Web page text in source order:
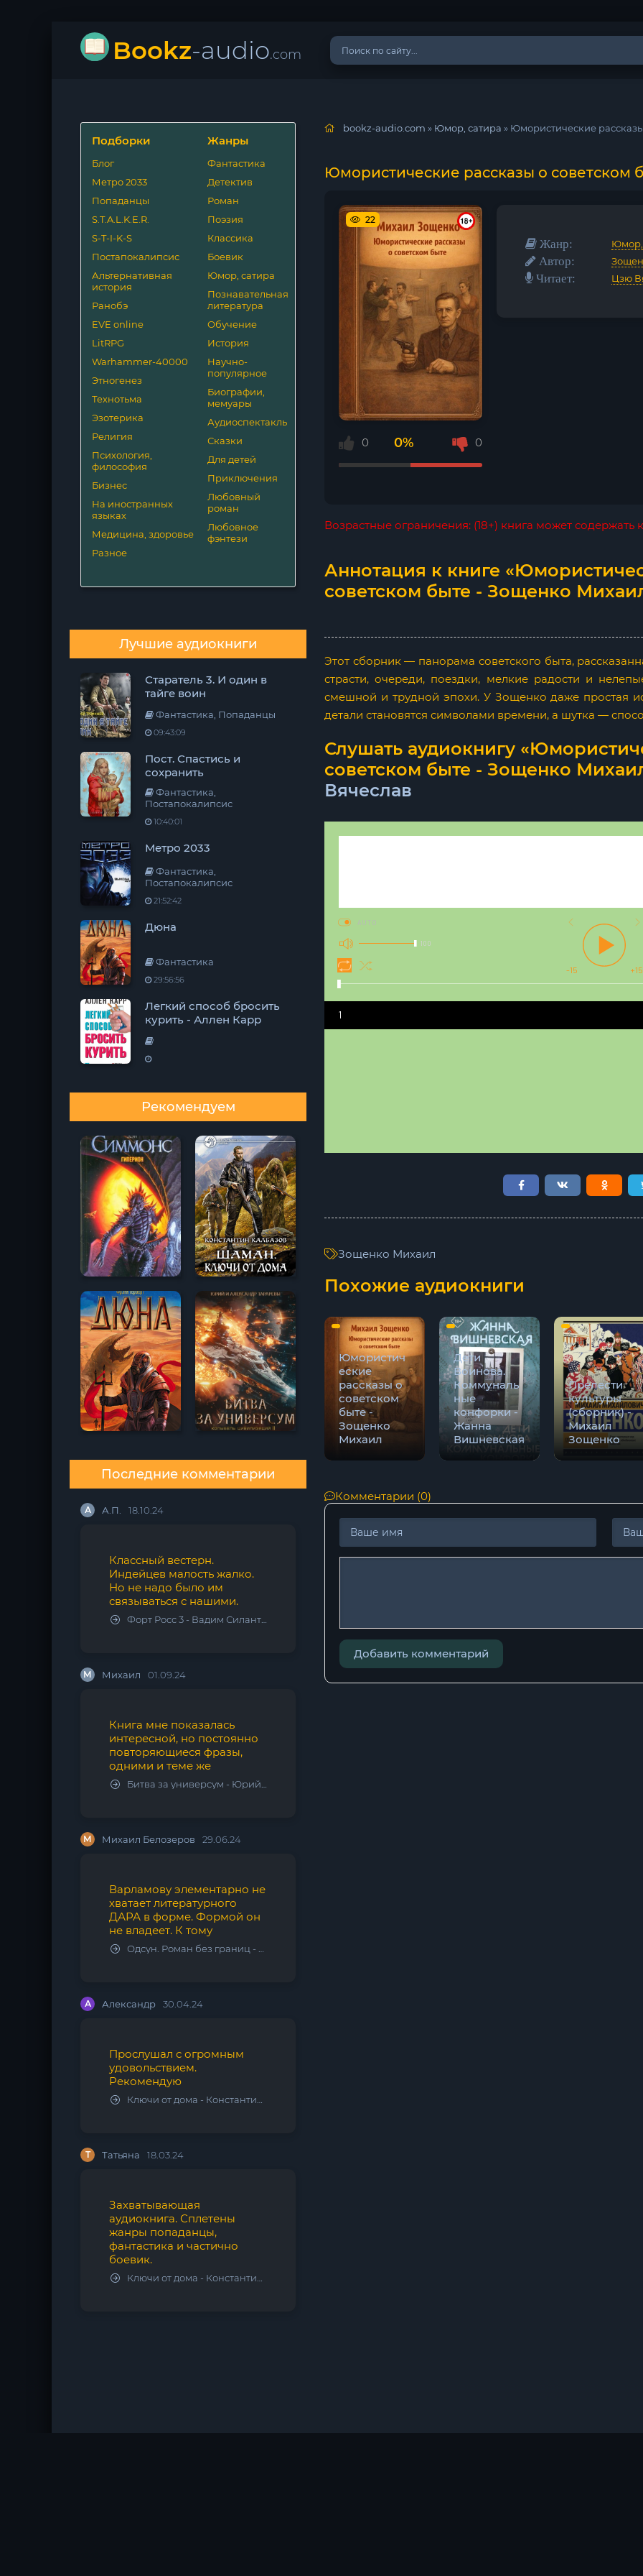
Bookz-audio.com
Подборки
Блог
Метро 2033
Попаданцы
S.T.A.L.K.E.R.
S-T-I-K-S
Постапокалипсис
Альтернативная
история
Ранобэ
EVE online
LitRPG
Warhammer-40000
Этногенез
Технотьма
Эзотерика
Религия
Психология,
философия
Бизнес
На иностранных
языках
Медицина, здоровье
Разное
Жанры
Фантастика
Детектив
Роман
Поэзия
Классика
Боевик
Юмор, сатира
Познавательная
литература
Обучение
История
Научно-
популярное
Биографии,
мемуары
Аудиоспектакль
Сказки
Для детей
Приключения
Любовный
роман
Любовное
фэнтези
Лучшие аудиокниги
Старатель 3. И один в
тайге воин
Фантастика, Попаданцы
09:43:09
Пост. Спастись и
сохранить
Фантастика,
Постапокалипсис
10:40:01
Метро 2033
Фантастика,
Постапокалипсис
21:52:42
Дюна
Фантастика
29:56:56
Легкий способ бросить
курить - Аллен Карр
Рекомендуем
Последние комментарии
А А.П. 18.10.24
Классный вестерн.
Индейцев малость жалко.
Но не надо было им
связываться с нашими.
Форт Росс 3 - Вадим Силантьев
М Михаил 01.09.24
Книга мне показалась
интересной, но постоянно
повторяющиеся фразы,
одними и теме же
Битва за универсум - Юрий Тарарев, Александр Тарарев
М Михаил Белозеров 29.06.24
Варламову элементарно не
хватает литературного
ДАРА в форме. Формой он
не владеет. К тому
Одсун. Роман без границ - Алексей Варламов
А Александр 30.04.24
Прослушал с огромным
удовольствием.
Рекомендую
Ключи от дома - Константин Калбазов
Т Татьяна 18.03.24
Захватывающая
аудиокнига. Сплетены
жанры попаданцы,
фантастика и частично
боевик.
Ключи от дома - Константин Калбазов
bookz-audio.com » Юмор, сатира » Юмористические
Юмористические рассказы о
22
0 0% 0
Жанр: Юмор,
Автор:
Читает: Цзю
Возрастные ограничения: (18+) книга может содержать
Аннотация к книге
советском быте - Зощенко
Этот сборник — панорама советского быта,
страсти, очереди, поездки, мелкие радости и
смешной и трудной эпохи. У Зощенко даже простая
детали становятся символами времени, а шутка —
Слушать аудиокнигу
советском быте - Зощенко
Вячеслав
100
-15 +15
AUTO
1
Зощенко Михаил
Похожие аудиокниги
Юмористич
еские
рассказы о
советском
быте -
Зощенко
Михаил
Дети
Воинова.
Коммуналь
ные
конфорки -
Жанна
Вишневская
Прелести
культуры
(сборник) -
Михаил
Зощенко
Комментарии (0)
Добавить комментарий